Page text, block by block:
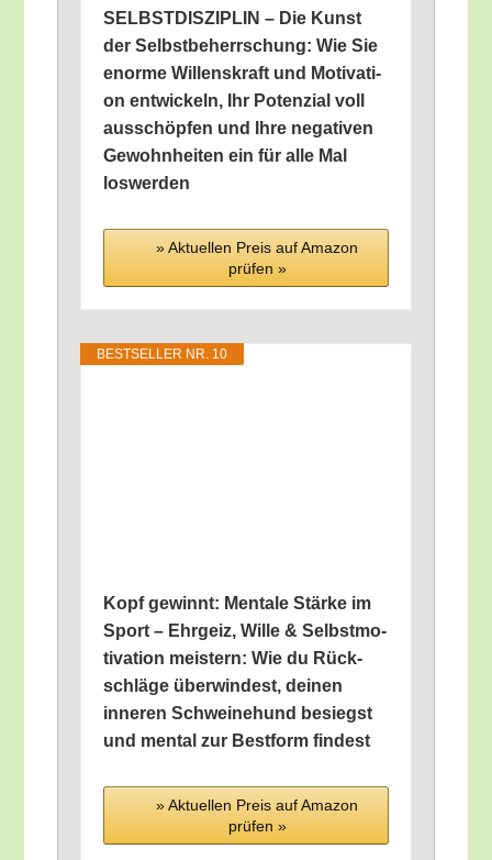
SELBSTDISZIPLIN – Die Kunst
der Selbst­be­herr­schung: Wie Sie
enor­me Wil­lens­kraft und Moti­va­ti­
on ent­wi­ckeln, Ihr Poten­zi­al voll
aus­schöp­fen und Ihre nega­ti­ven
Gewohn­hei­ten ein für alle Mal
loswerden
» Aktu­el­len Preis auf Ama­zon
prü­fen »
BEST­SEL­LER NR. 10
Kopf gewinnt: Men­ta­le Stär­ke im
Sport – Ehr­geiz, Wil­le & Selbst­mo­
ti­va­ti­on meis­tern: Wie du Rück­
schlä­ge über­win­dest, dei­nen
inne­ren Schwei­ne­hund besiegst
und men­tal zur Best­form findest
» Aktu­el­len Preis auf Ama­zon
prü­fen »